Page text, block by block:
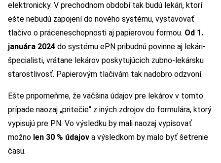
elektronicky. V prechodnom období tak budú lekári, ktorí
ešte nebudú zapojení do nového systému, vystavovať
tlačivo o práceneschopnosti aj papierovou formou. Od 1.
januára 2024 do systému ePN pribudnú povinne aj lekári-
špecialisti, vrátane lekárov poskytujúcich zubno-lekársku
starostlivosť. Papierovým tlačivám tak nadobro odzvoní.
Ešte pripomeňme, že väčšina údajov pre lekárov v tomto
prípade naozaj „pritečie“ z iných zdrojov do formulára, ktorý
vypisujú pre PN. Vo výsledku by mali naozaj vypisovať
možno len 30 % údajov a výsledkom by malo byť šetrenie
času.